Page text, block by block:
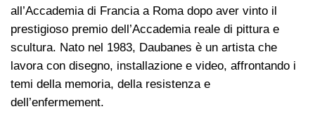
all’Accademia di Francia a Roma dopo aver vinto il
prestigioso premio dell’Accademia reale di pittura e
scultura. Nato nel 1983, Daubanes è un artista che
lavora con disegno, installazione e video, affrontando i
temi della memoria, della resistenza e
dell’enfermement.